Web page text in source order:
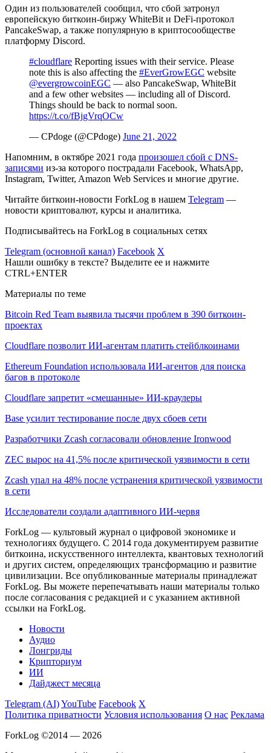
Один из пользователей сообщил, что сбой затронул
европейскую биткоин-биржу WhiteBit и DeFi-протокол
PancakeSwap, а также популярную в криптосообществе
платформу Discord.
#cloudflare Reporting issues with their service. Please
note this is also affecting the #EverGrowEGC website
@evergrowcoinEGC — also PancakeSwap, WhiteBit
and a few other websites — including all of Discord.
Things should be back to normal soon.
https://t.co/fBjgVrqOCw
— CPdoge (@CPdoge) June 21, 2022
Напомним, в октябре 2021 года произошел сбой с DNS-
записями из-за которого пострадали Facebook, WhatsApp,
Instagram, Twitter, Amazon Web Services и многие другие.
Читайте биткоин-новости ForkLog в нашем Telegram —
новости криптовалют, курсы и аналитика.
Подписывайтесь на ForkLog в социальных сетях
Telegram (основной канал) Facebook X
Нашли ошибку в тексте? Выделите ее и нажмите
CTRL+ENTER
Материалы по теме
Bitcoin Red Team выявила тысячи проблем в 390 биткоин-
проектах
Cloudflare позволит ИИ-агентам платить стейблкоинами
Ethereum Foundation использовала ИИ-агентов для поиска
багов в протоколе
Cloudflare запретит «смешанные» ИИ-краулеры
Base усилит тестирование после двух сбоев сети
Разработчики Zcash согласовали обновление Ironwood
ZEC вырос на 41,5% после критической уязвимости в сети
Zcash упал на 48% после устранения критической уязвимости
в сети
Исследователи создали адаптивного ИИ-червя
ForkLog — культовый журнал о цифровой экономике и
технологиях будущего. С 2014 года документируем развитие
биткоина, искусственного интеллекта, квантовых технологий
и других систем, определяющих трансформацию и развитие
цивилизации. Все опубликованные материалы принадлежат
ForkLog. Вы можете перепечатывать наши материалы только
после согласования с редакцией и с указанием активной
ссылки на ForkLog.
Новости
Аудио
Лонгриды
Крипториум
ИИ
Дайджест месяца
Telegram (AI)YouTube Facebook X
Политика приватности Условия использования О нас Реклама
ForkLog ©2014 — 2026